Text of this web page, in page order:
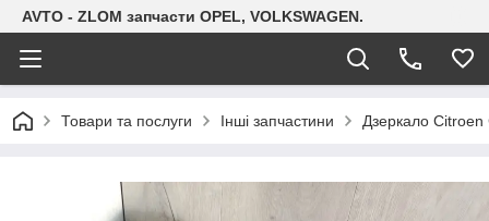
AVTO - ZLOM запчасти OPEL, VOLKSWAGEN.
Товари та послуги Інші запчастини Дзеркало